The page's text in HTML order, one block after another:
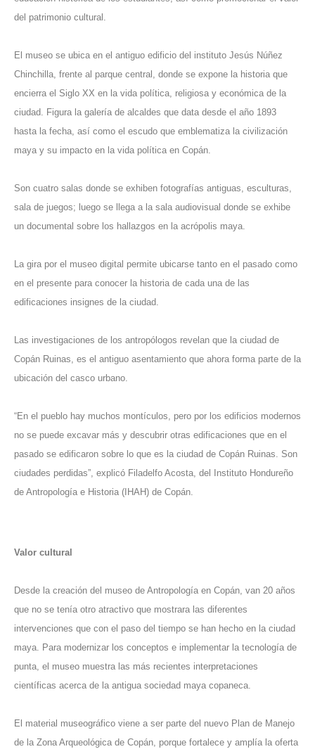
del patrimonio cultural.
El museo se ubica en el antiguo edificio del instituto Jesús Núñez
Chinchilla, frente al parque central, donde se expone la historia que
encierra el Siglo XX en la vida política, religiosa y económica de la
ciudad. Figura la galería de alcaldes que data desde el año 1893
hasta la fecha, así como el escudo que emblematiza la civilización
maya y su impacto en la vida política en Copán.
Son cuatro salas donde se exhiben fotografías antiguas, esculturas,
sala de juegos; luego se llega a la sala audiovisual donde se exhibe
un documental sobre los hallazgos en la acrópolis maya.
La gira por el museo digital permite ubicarse tanto en el pasado como
en el presente para conocer la historia de cada una de las
edificaciones insignes de la ciudad.
Las investigaciones de los antropólogos revelan que la ciudad de
Copán Ruinas, es el antiguo asentamiento que ahora forma parte de la
ubicación del casco urbano.
“En el pueblo hay muchos montículos, pero por los edificios modernos
no se puede excavar más y descubrir otras edificaciones que en el
pasado se edificaron sobre lo que es la ciudad de Copán Ruinas. Son
ciudades perdidas”, explicó Filadelfo Acosta, del Instituto Hondureño
de Antropología e Historia (IHAH) de Copán.
Valor cultural
Desde la creación del museo de Antropología en Copán, van 20 años
que no se tenía otro atractivo que mostrara las diferentes
intervenciones que con el paso del tiempo se han hecho en la ciudad
maya. Para modernizar los conceptos e implementar la tecnología de
punta, el museo muestra las más recientes interpretaciones
científicas acerca de la antigua sociedad maya copaneca.
El material museográfico viene a ser parte del nuevo Plan de Manejo
de la Zona Arqueológica de Copán, porque fortalece y amplía la oferta